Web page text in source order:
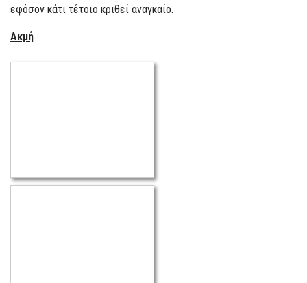
εφόσον κάτι τέτοιο κριθεί αναγκαίο.
Ακμή